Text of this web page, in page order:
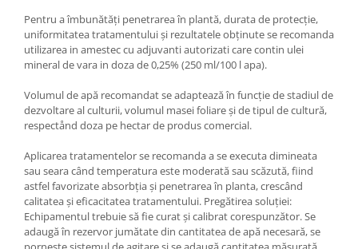
Pentru a îmbunătăți penetrarea în plantă, durata de protecţie,
uniformitatea tratamentului şi rezultatele obținute se recomanda
utilizarea in amestec cu adjuvanti autorizati care contin ulei
mineral de vara in doza de 0,25% (250 ml/100 l apa).
Volumul de apă recomandat se adaptează în funcție de stadiul de
dezvoltare al culturii, volumul masei foliare şi de tipul de cultură,
respectånd doza pe hectar de produs comercial.
Aplicarea tratamentelor se recomanda a se executa dimineata
sau seara când temperatura este moderată sau scăzută, fiind
astfel favorizate absorbţia şi penetrarea în planta, crescând
calitatea şi eficacitatea tratamentului. Pregătirea soluţiei:
Echipamentul trebuie să fie curat şi calibrat corespunzător. Se
adaugă în rezervor jumătate din cantitatea de apă necesară, se